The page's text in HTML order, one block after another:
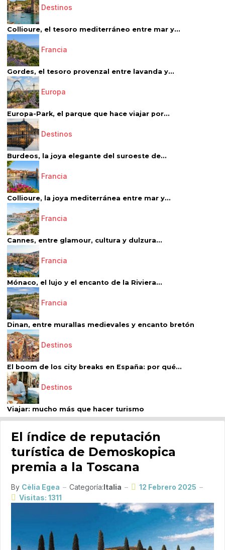
Destinos
Collioure, el tesoro mediterráneo entre mar y...
Francia
Gordes, el tesoro provenzal entre lavanda y...
Europa
Europa-Park, el parque que hace viajar por...
Destinos
Burdeos, la joya elegante del suroeste de...
Francia
Collioure, la joya mediterránea entre mar y...
Francia
Cannes, entre glamour, cultura y dulzura...
Francia
Mónaco, el lujo y el encanto de la Riviera...
Francia
Dinan, entre murallas medievales y encanto bretón
Destinos
El boom de los city breaks en España: por qué...
Destinos
Viajar: mucho más que hacer turismo
El índice de reputación
turística de Demoskopica
premia a la Toscana
By Cèlia Egea Categoría:Italia
12 Febrero 2025
Visitas: 1311